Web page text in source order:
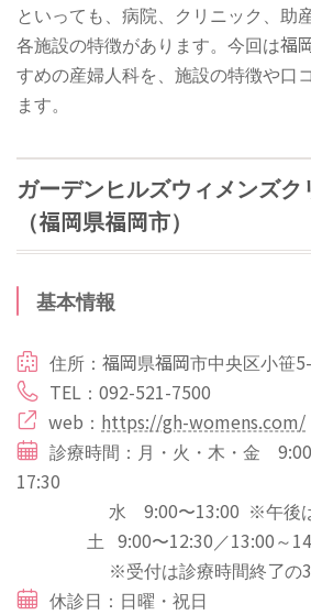
といっても、病院、クリニック、助
各施設の特徴があります。今回は福
すめの産婦人科を、施設の特徴や口
ます。
ガーデンヒルズウィメンズ
（福岡県福岡市）
基本情報
住所：福岡県福岡市中央区小笹
TEL：092-521-7500
web： https://gh-womens.com/
診療時間：月・火・木・金
17:30
水 9:00〜13:00 ※午後は
土 9:00〜12:30／13:00～
※受付は診療時間終了の30
休診日：日曜・祝日